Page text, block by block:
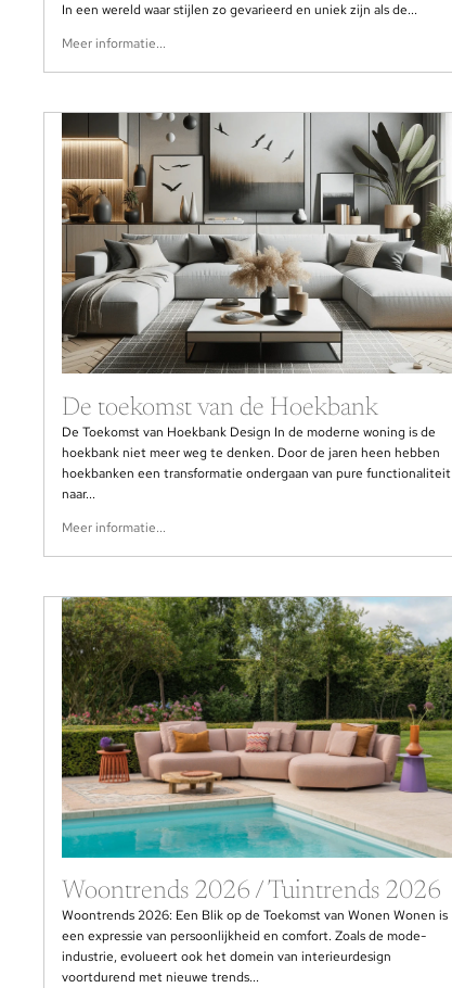
In een wereld waar stijlen zo gevarieerd en uniek zijn als de...
Meer informatie...
De toekomst van de Hoekbank
De Toekomst van Hoekbank Design In de moderne woning is de
hoekbank niet meer weg te denken. Door de jaren heen hebben
hoekbanken een transformatie ondergaan van pure functionaliteit
naar...
Meer informatie...
Woontrends 2026 / Tuintrends 2026
Woontrends 2026: Een Blik op de Toekomst van Wonen Wonen is
een expressie van persoonlijkheid en comfort. Zoals de mode-
industrie, evolueert ook het domein van interieurdesign
voortdurend met nieuwe trends...